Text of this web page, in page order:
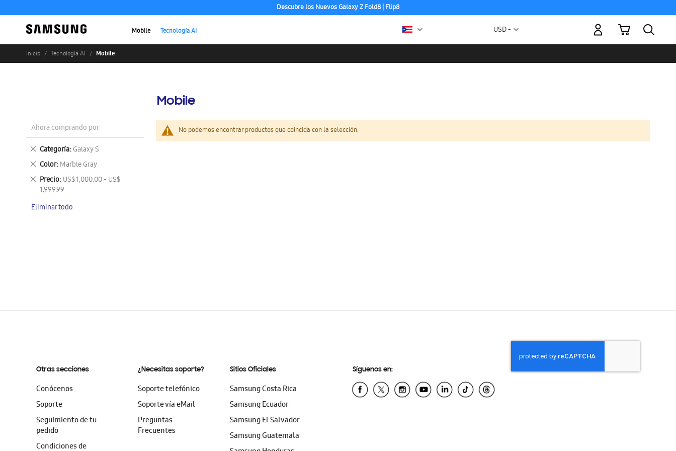
Descubre los Nuevos Galaxy Z Fold8 | Flip8
Mobile Tecnología AI Moneda
USD -
Mi carrito
Inicio Tecnología AI Mobile
Mobile
No podemos encontrar productos que coincida con la selección.
Ahora comprando por
Categoría Galaxy S
Eliminar
este
artículo
Color Marble Gray
Eliminar
este
artículo
Precio US$ 1,000.00 - US$
1,999.99
Eliminar
este
Eliminar todo
Otras secciones
Conócenos
Soporte
Seguimiento de tu
pedido
Condiciones de
¿Necesitas soporte?
Soporte telefónico
Soporte vía eMail
Preguntas
Frecuentes
Sitios Oficiales
Samsung Costa Rica
Samsung Ecuador
Samsung El Salvador
Samsung Guatemala
Síguenos en: